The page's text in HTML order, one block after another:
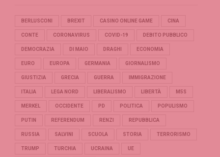
BERLUSCONI BREXIT CASINO ONLINE GAME CINA
CONTE CORONAVIRUS COVID-19 DEBITO PUBBLICO
DEMOCRAZIA DI MAIO DRAGHI ECONOMIA
EURO EUROPA GERMANIA GIORNALISMO
GIUSTIZIA GRECIA GUERRA IMMIGRAZIONE
ITALIA LEGA NORD LIBERALISMO LIBERTÀ M5S
MERKEL OCCIDENTE PD POLITICA POPULISMO
PUTIN REFERENDUM RENZI REPUBBLICA
RUSSIA SALVINI SCUOLA STORIA TERRORISMO
TRUMP TURCHIA UCRAINA UE